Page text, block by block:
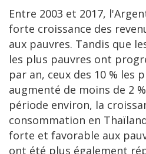
Entre 2003 et 2017,
forte croissance des
aux pauvres. Tandis que
les plus pauvres ont
par an, ceux des 10 % les
augmenté de moins de 2
période environ, la
consommation en
forte et favorable aux
ont été plus également